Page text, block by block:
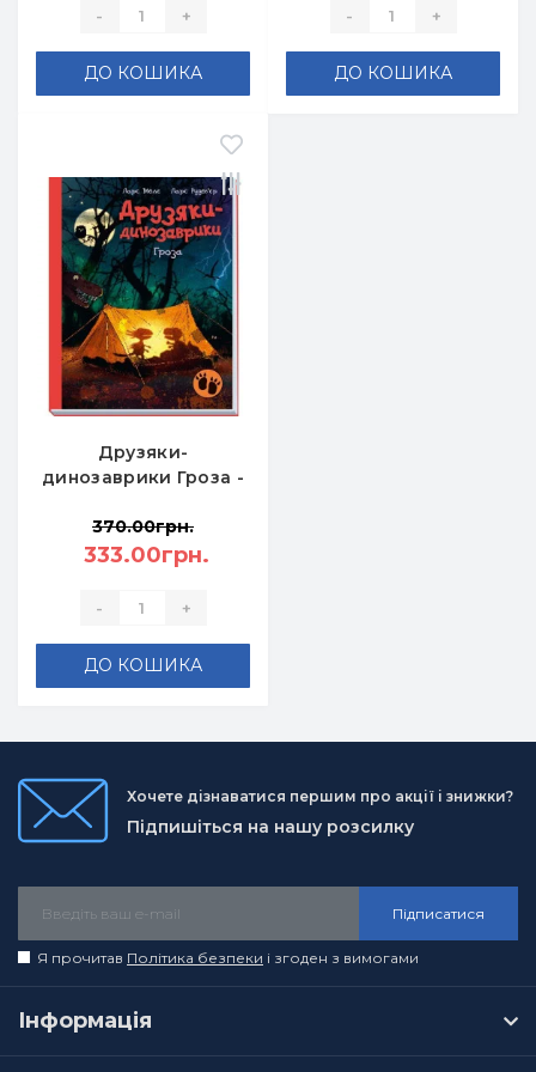
- +
ДО КОШИКА
- +
ДО КОШИКА
Друзяки-
динозаврики Гроза -
370.00грн.
333.00грн.
- +
ДО КОШИКА
Хочете дізнаватися першим про акції і знижки?
Підпишіться на нашу розсилку
Підписатися
Я прочитав Політика безпеки і згоден з вимогами
Інформація